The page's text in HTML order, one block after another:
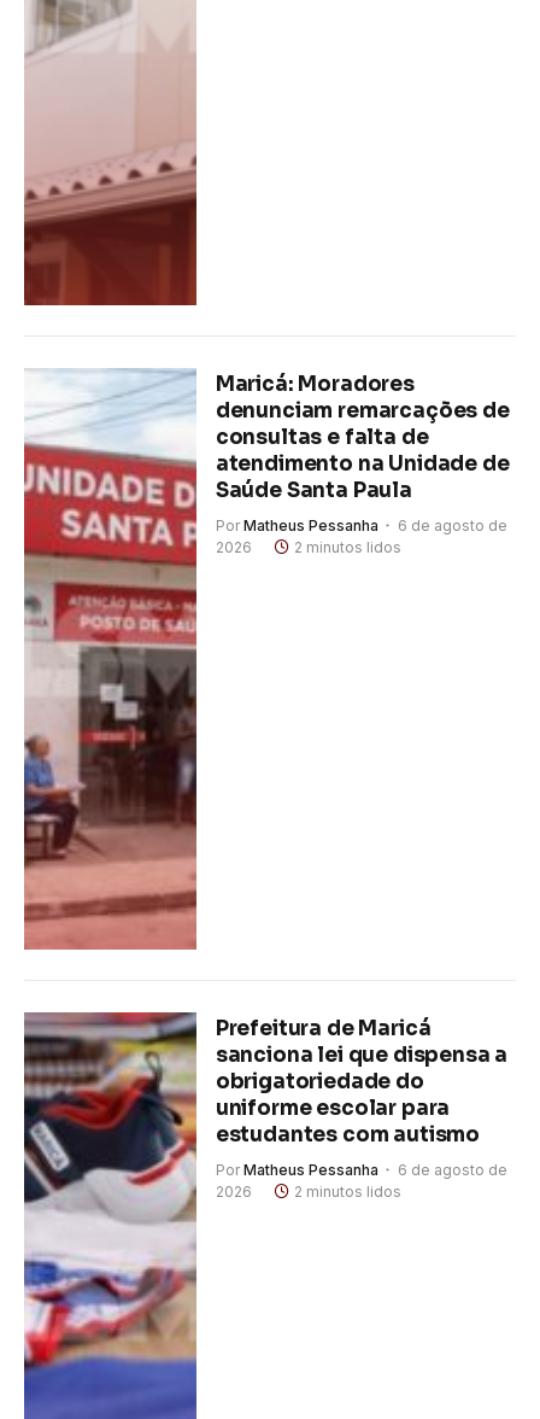
Maricá: Moradores
denunciam remarcações de
consultas e falta de
atendimento na Unidade de
Saúde Santa Paula
Por Matheus Pessanha
6 de agosto de
2026
2 minutos lidos
Prefeitura de Maricá
sanciona lei que dispensa a
obrigatoriedade do
uniforme escolar para
estudantes com autismo
Por Matheus Pessanha
6 de agosto de
2026
2 minutos lidos